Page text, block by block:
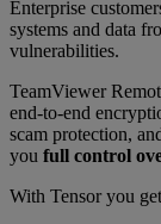
Enterprise
systems and data
vulnerabilities.
TeamViewer
end-to-end
scam protection,
you full control
With Tensor you